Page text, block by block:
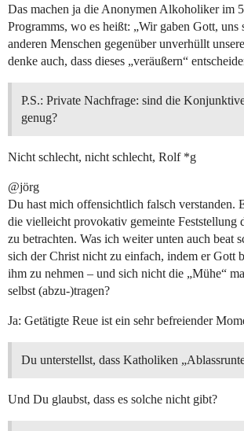
Das machen ja die Anonymen Alkoholiker im
Programms, wo es heißt: „Wir gaben Gott, uns
anderen Menschen gegenüber unverhüllt
denke auch, dass dieses „veräußern“
P.S.: Private Nachfrage: sind die
genug?
Nicht schlecht, nicht schlecht, Rolf *g
@jörg
Du hast mich offensichtlich falsch verstanden.
die vielleicht provokativ gemeinte Feststellung
zu betrachten. Was ich weiter unten auch beat
sich der Christ nicht zu einfach, indem er Gott
ihm zu nehmen – und sich nicht die „Mühe“
selbst (abzu-)tragen?
Ja: Getätigte Reue ist ein sehr befreiender
Du unterstellst, dass Katholiken
Und Du glaubst, dass es solche nicht gibt?